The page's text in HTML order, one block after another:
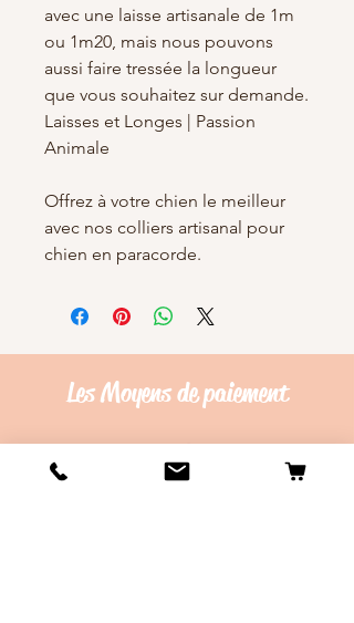
avec une laisse artisanale de 1m
ou 1m20, mais nous pouvons
aussi faire tressée la longueur
que vous souhaitez sur demande.
Laisses et Longes | Passion
Animale
Offrez à votre chien le meilleur
avec nos colliers artisanal pour
chien en paracorde.
Les Moyens depaiement